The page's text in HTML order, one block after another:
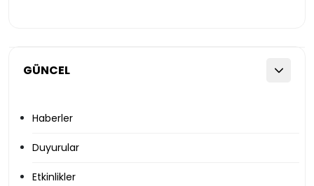
GÜNCEL
Haberler
Duyurular
Etkinlikler